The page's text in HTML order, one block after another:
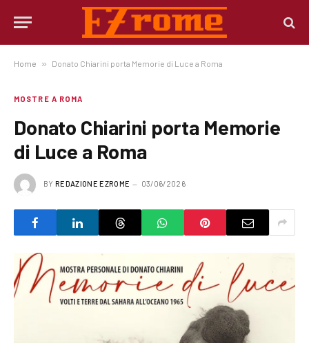
Home » Donato Chiarini porta Memorie di Luce a Roma
MOSTRE A ROMA
Donato Chiarini porta Memorie
di Luce a Roma
BY REDAZIONE EZROME 03/06/2026